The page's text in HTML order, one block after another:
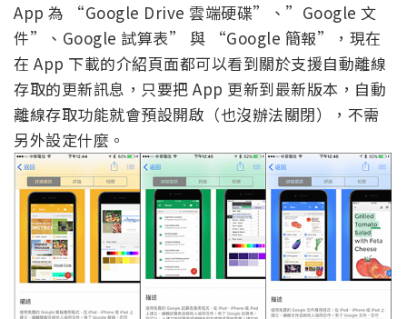
App 為 “Google Drive 雲端硬碟”、”Google 文
件”、Google 試算表” 與 “Google 簡報”，現在
在 App 下載的介紹頁面都可以看到關於支援自動離線
存取的更新訊息，只要把 App 更新到最新版本，自動
離線存取功能就會預設開啟（也沒辦法關閉），不需
另外設定什麼。